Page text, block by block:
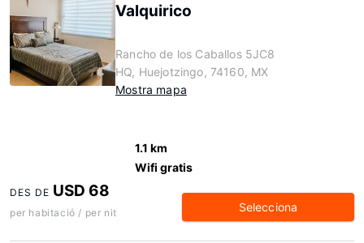
Valquirico
Rancho de los Caballos 5JC8
HQ, Huejotzingo, 74160, MX
Mostra mapa
1.1 km
Wifi gratis
DES DE USD 68
per habitació / per nit Selecciona